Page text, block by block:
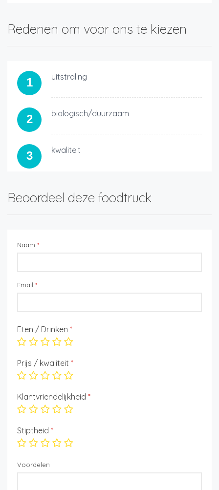
Redenen om voor ons te kiezen
1 uitstraling
2 biologisch/duurzaam
3 kwaliteit
Beoordeel deze foodtruck
Naam *
Email *
Eten / Drinken *
Prijs / kwaliteit *
Klantvriendelijkheid *
Stiptheid *
Voordelen